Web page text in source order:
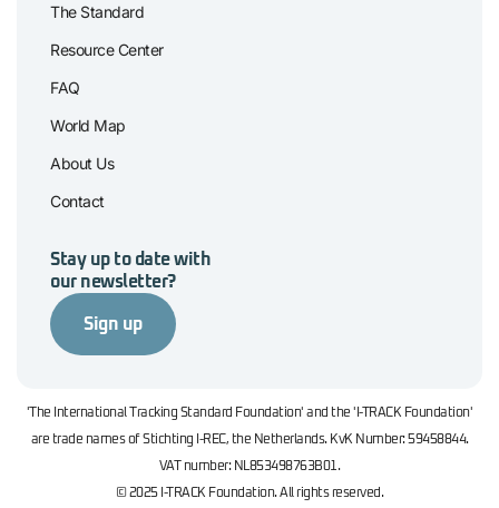
The Standard
Resource Center
FAQ
World Map
About Us
Contact
Stay up to date with
our newsletter?
Sign up
'The International Tracking Standard Foundation' and the 'I-TRACK Foundation'
are trade names of Stichting I-REC, the Netherlands. KvK Number: 59458844.
VAT number: NL853498763B01.
© 2025 I-TRACK Foundation. All rights reserved.